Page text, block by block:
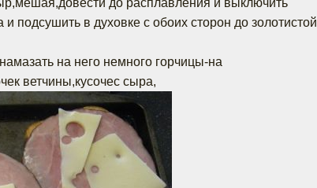
до расплавления и выключить
и подсушить в духовке с обоих сторон до золотистой
на него немного горчицы-на
ветчины,кусочес сыра,